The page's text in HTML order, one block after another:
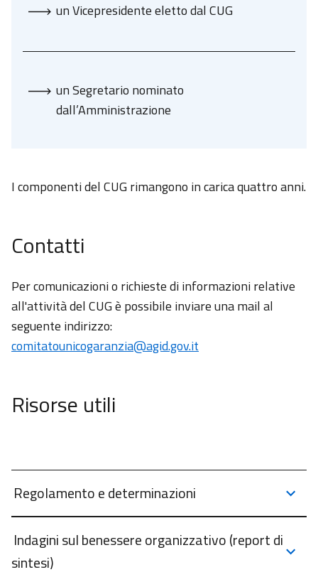
un Vicepresidente eletto dal CUG
un Segretario nominato
dall’Amministrazione
I componenti del CUG rimangono in carica quattro anni.
Contatti
Per comunicazioni o richieste di informazioni relative
all'attività del CUG è possibile inviare una mail al
seguente indirizzo:
comitatounicogaranzia@agid.gov.it
Risorse utili
Regolamento e determinazioni
Categorie
Agenzia
Categorie
Agenzia
Categorie
Agenzia
Categorie
Agenzia
Indagini sul benessere organizzativo (report di
sintesi)